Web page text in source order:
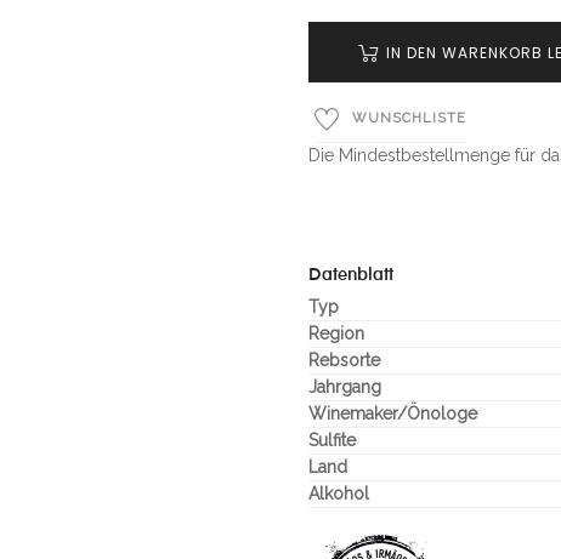
IN DEN WARENKORB
WUNSCHLISTE
Die Mindestbestellmenge für
Datenblatt
Typ
Region
Rebsorte
Jahrgang
Winemaker/Önologe
Sulfite
Land
Alkohol